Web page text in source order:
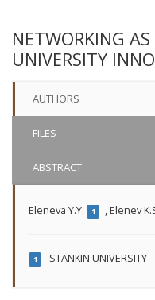
NETWORKING AS
UNIVERSITY
AUTHORS
FILES
ABSTRACT
Eleneva Y.Y. 1 ,Elenev
1 STANKIN UNIVERSITY